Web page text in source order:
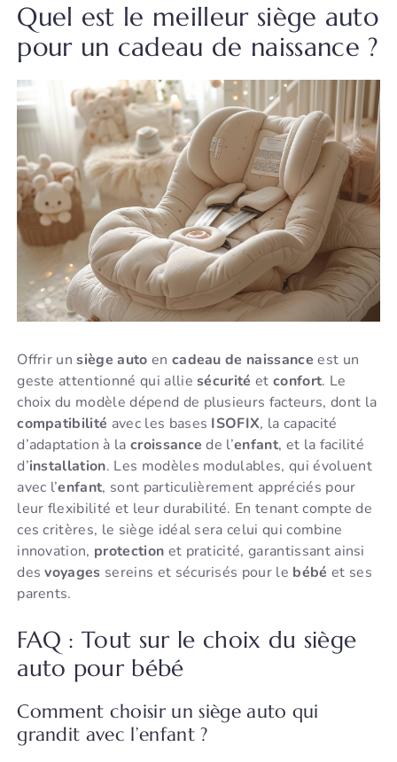
Quel est le meilleur siège auto
pour un cadeau de naissance ?
Offrir unsiège auto en cadeau de naissance est un
geste attentionné qui alliesécurité et confort. Le
choix du modèle dépend de plusieurs facteurs, dont la
compatibilité avec les bases ISOFIX, la capacité
d’adaptation à la croissance de l’enfant, et la facilité
d’installation. Les modèles modulables, qui évoluent
avec l’enfant, sont particulièrement appréciés pour
leur flexibilité et leur durabilité. En tenant compte de
ces critères, le siège idéal sera celui qui combine
innovation, protection et praticité, garantissant ainsi
desvoyages sereins et sécurisés pour le bébé et ses
parents.
FAQ : Tout sur le choix du siège
auto pour bébé
Comment choisir un siège auto qui
grandit avec l’enfant ?